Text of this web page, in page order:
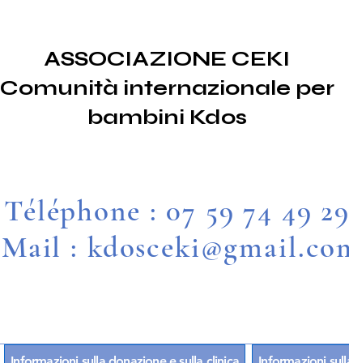
ASSOCIAZIONE CEKI
Comunità internazionale per
bambini Kdos
Téléphone : 07 59 74 49 29
Mail :